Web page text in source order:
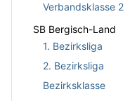
Verbandsklasse 2
SB Bergisch-Land
1. Bezirksliga
2. Bezirksliga
Bezirksklasse